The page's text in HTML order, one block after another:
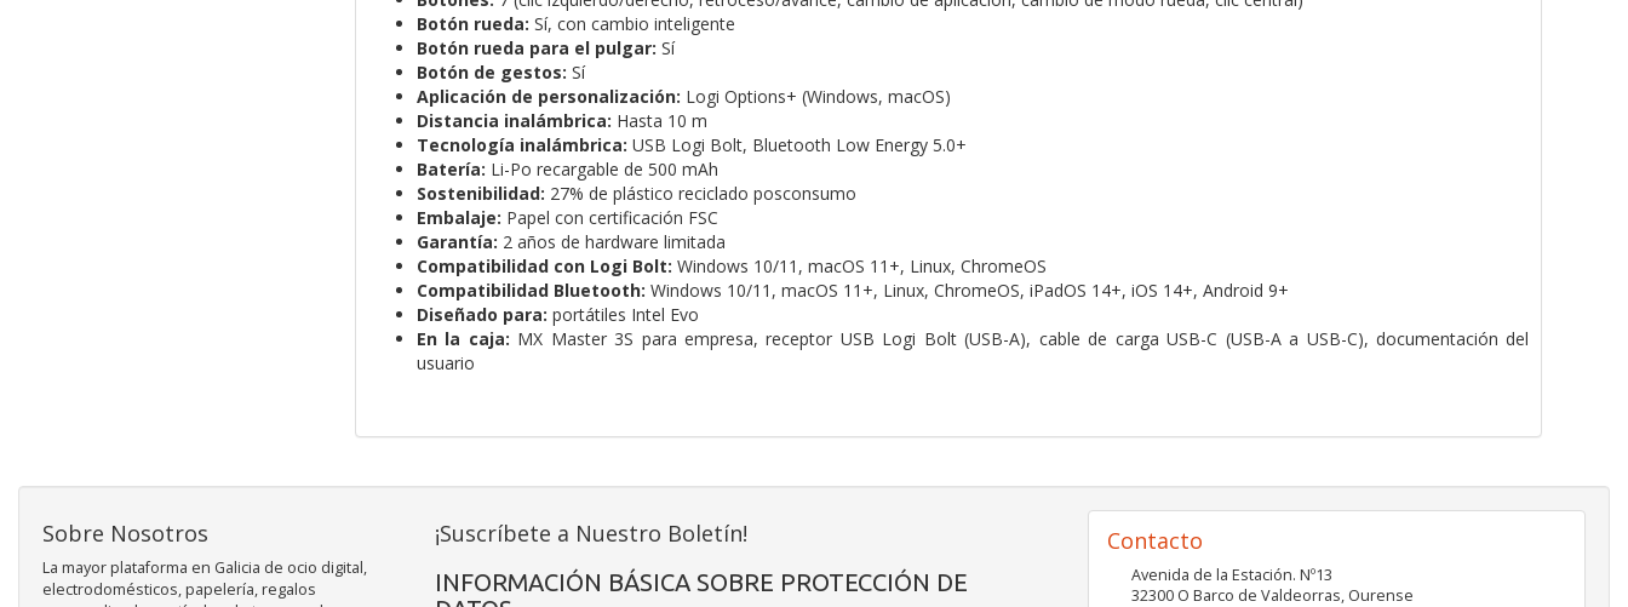
Botón rueda: Sí, con cambio inteligente
Botón rueda para el pulgar: Sí
Botón de gestos: Sí
Aplicación de personalización: Logi Options+ (Windows, macOS)
Distancia inalámbrica: Hasta 10 m
Tecnología inalámbrica: USB Logi Bolt, Bluetooth Low Energy 5.0+
Batería: Li-Po recargable de 500 mAh
Sostenibilidad: 27% de plástico reciclado posconsumo
Embalaje: Papel con certificación FSC
Garantía: 2 años de hardware limitada
Compatibilidad con Logi Bolt: Windows 10/11, macOS 11+, Linux, ChromeOS
Compatibilidad Bluetooth: Windows 10/11, macOS 11+, Linux, ChromeOS, iPadOS 14+, iOS 14+, Android 9+
Diseñado para: portátiles Intel Evo
En la caja: MX Master 3S para empresa, receptor USB Logi Bolt (USB-A), cable de carga USB-C (USB-A a USB-C), documentación del
usuario
Sobre Nosotros
La mayor plataforma en Galicia de ocio digital,
electrodomésticos, papelería, regalos
¡Suscríbete a Nuestro Boletín!
INFORMACIÓN BÁSICA SOBRE PROTECCIÓN DE
Contacto
Avenida de la Estación. Nº13
32300 O Barco de Valdeorras, Ourense